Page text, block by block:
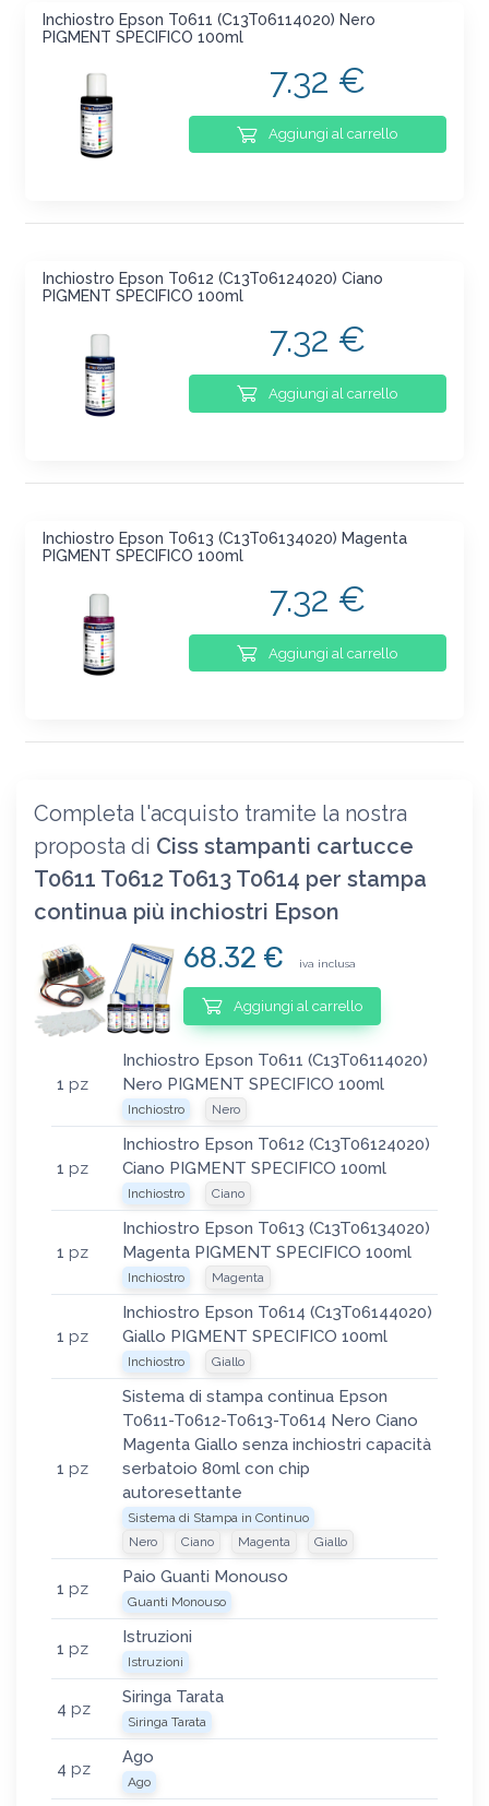
Inchiostro Epson T0611 (C13T06114020) Nero
PIGMENT SPECIFICO 100ml
7.32 €
Aggiungi al carrello
Inchiostro Epson T0612 (C13T06124020) Ciano
PIGMENT SPECIFICO 100ml
7.32 €
Aggiungi al carrello
Inchiostro Epson T0613 (C13T06134020) Magenta
PIGMENT SPECIFICO 100ml
7.32 €
Aggiungi al carrello
Completa l'acquisto tramite la nostra
proposta di Ciss stampanti cartucce
T0611 T0612 T0613 T0614 per stampa
continua più inchiostri Epson
68.32 € iva inclusa
Aggiungi al carrello
1 pz
Inchiostro Epson T0611 (C13T06114020)
Nero PIGMENT SPECIFICO 100ml
Inchiostro Nero
1 pz
Inchiostro Epson T0612 (C13T06124020)
Ciano PIGMENT SPECIFICO 100ml
Inchiostro Ciano
1 pz
Inchiostro Epson T0613 (C13T06134020)
Magenta PIGMENT SPECIFICO 100ml
Inchiostro Magenta
1 pz
Inchiostro Epson T0614 (C13T06144020)
Giallo PIGMENT SPECIFICO 100ml
Inchiostro Giallo
1 pz
Sistema di stampa continua Epson
T0611-T0612-T0613-T0614 Nero Ciano
Magenta Giallo senza inchiostri capacità
serbatoio 80ml con chip
autoresettante
Sistema di Stampa in Continuo
Nero
Ciano Magenta Giallo
1 pz
Paio Guanti Monouso
Guanti Monouso
1 pz
Istruzioni
Istruzioni
4 pz
Siringa Tarata
Siringa Tarata
4 pz
Ago
Ago